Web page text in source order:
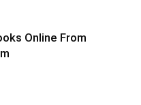
Online From